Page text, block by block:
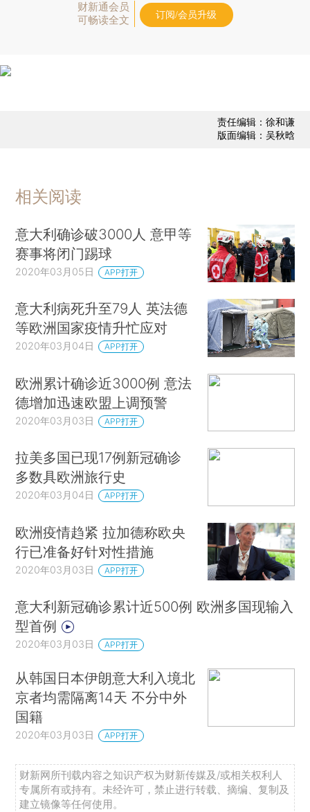
财新通会员
可畅读全文
订阅/会员升级
责任编辑：徐和谦
版面编辑：吴秋晗
相关阅读
意大利确诊破3000人 意甲等
赛事将闭门踢球
2020年03月05日 APP打开
意大利病死升至79人 英法德
等欧洲国家疫情升忙应对
2020年03月04日 APP打开
欧洲累计确诊近3000例 意法
德增加迅速欧盟上调预警
2020年03月03日 APP打开
拉美多国已现17例新冠确诊
多数具欧洲旅行史
2020年03月04日 APP打开
欧洲疫情趋紧 拉加德称欧央
行已准备好针对性措施
2020年03月03日 APP打开
意大利新冠确诊累计近500例 欧洲多国现输入
型首例
2020年03月03日 APP打开
从韩国日本伊朗意大利入境北
京者均需隔离14天 不分中外
国籍
2020年03月03日 APP打开
财新网所刊载内容之知识产权为财新传媒及/或相关权利人
专属所有或持有。未经许可，禁止进行转载、摘编、复制及
建立镜像等任何使用。